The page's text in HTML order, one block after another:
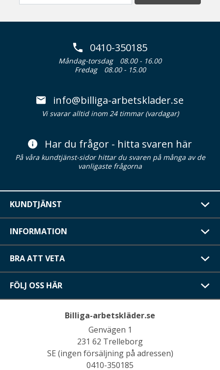
0410-350185
Måndag-torsdag
08.00 - 16.00
Fredag
08.00 - 15.00
info@billiga-arbetsklader.se
Vi svarar alltid inom 24 timmar (vardagar)
Har du frågor - hitta svaren här
På våra kundtjänst-sidor hittar du svaren på många av de
vanligaste frågorna
KUNDTJÄNST
INFORMATION
BRA ATT VETA
FÖLJ OSS HÄR
Billiga-arbetskläder.se
Genvägen 1
231 62 Trelleborg
SE (ingen försäljning på adressen)
0410-350185